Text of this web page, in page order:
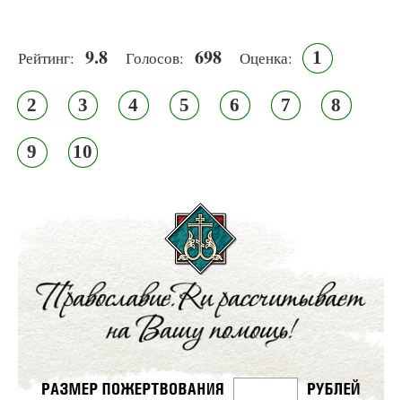
Рейтинг: 9.8 Голосов: 698 Оценка: 1
2 3 4 5 6 7 8
9 10